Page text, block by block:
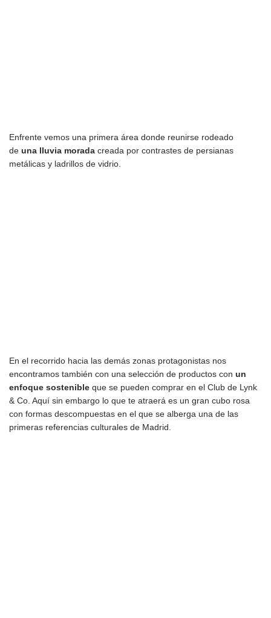
Enfrente vemos una primera área donde reunirse rodeado
de una lluvia morada creada por contrastes de persianas
metálicas y ladrillos de vidrio.
En el recorrido hacia las demás zonas protagonistas nos
encontramos también con una selección de productos con un
enfoque sostenible que se pueden comprar en el Club de Lynk
& Co. Aquí sin embargo lo que te atraerá es un gran cubo rosa
con formas descompuestas en el que se alberga una de las
primeras referencias culturales de Madrid.